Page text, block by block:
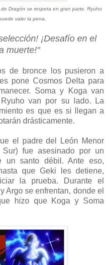
Dragón se respeta en gran parte. Ryuho
valer la pena.
¡Desafío en el
muerte!"
de bronce los pusieron a
pone Cosmos Delta para
Soma y Koga van
van por su lado. La
es que es si llegan a
drásticamente.
el padre del León Menor
fue asesinado por un
un santo débil. Ante eso,
que Geki les detiene,
la prueba. Durante el
Argo se enfrentan, donde el
hizo que Koga y Soma